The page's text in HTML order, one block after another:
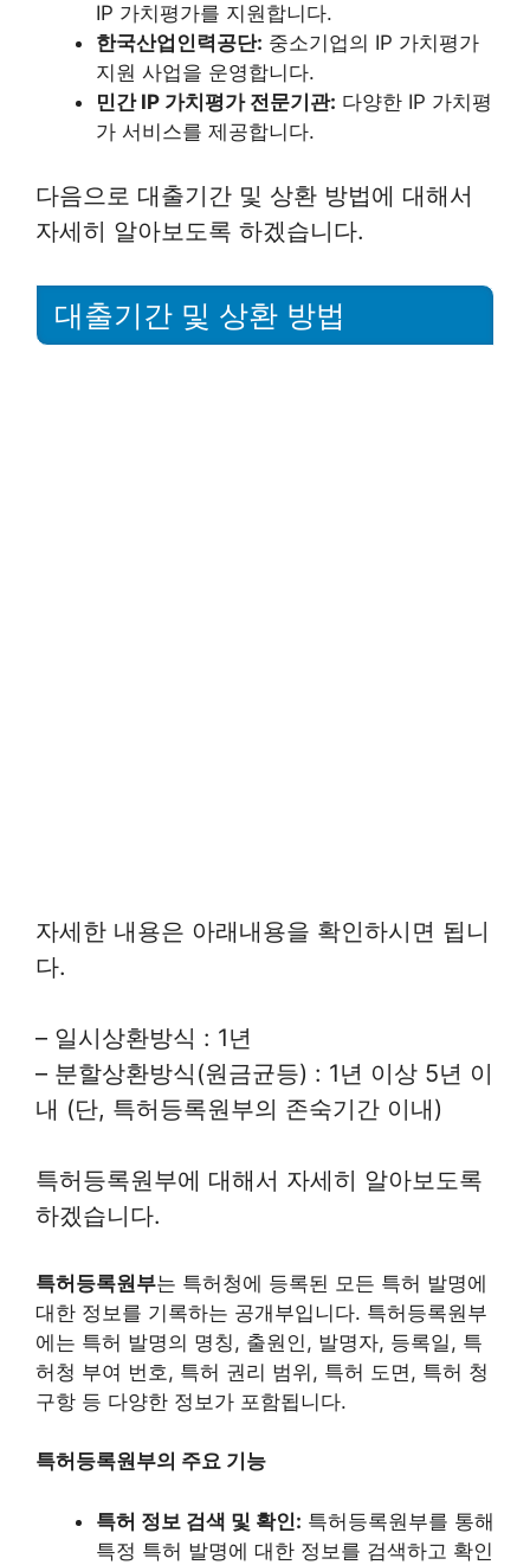
IP 가치평가를 지원합니다.
한국산업인력공단: 중소기업의 IP 가치평가
지원 사업을 운영합니다.
민간 IP 가치평가 전문기관: 다양한 IP 가치평
가 서비스를 제공합니다.
다음으로 대출기간 및 상환 방법에 대해서
자세히 알아보도록 하겠습니다.
대출기간 및 상환 방법
자세한 내용은 아래내용을 확인하시면 됩니
다.
– 일시상환방식 : 1년
– 분할상환방식(원금균등) : 1년 이상 5년 이
내 (단, 특허등록원부의 존숙기간 이내)
특허등록원부에 대해서 자세히 알아보도록
하겠습니다.
특허등록원부는 특허청에 등록된 모든 특허 발명에
대한 정보를 기록하는 공개부입니다. 특허등록원부
에는 특허 발명의 명칭, 출원인, 발명자, 등록일, 특
허청 부여 번호, 특허 권리 범위, 특허 도면, 특허 청
구항 등 다양한 정보가 포함됩니다.
특허등록원부의 주요 기능
특허 정보 검색 및 확인: 특허등록원부를 통해
특정 특허 발명에 대한 정보를 검색하고 확인